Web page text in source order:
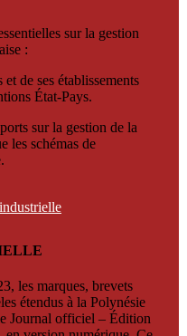
sur la gestion
:
de ses établissements
État-Pays.
sur la gestion de la
les schémas de
industrielle
les marques, brevets
étendus à la Polynésie
Journal officiel – Édition